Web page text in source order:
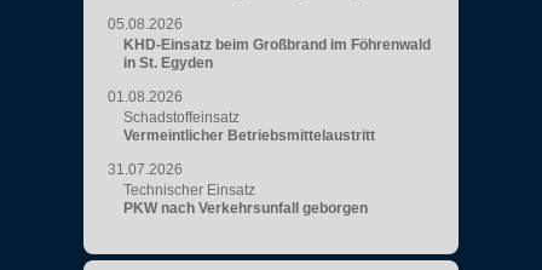
05.08.2026
KHD-Einsatz beim Großbrand im Föhrenwald
in St. Egyden
01.08.2026
Schadstoffeinsatz
Vermeintlicher Betriebsmittelaustritt
31.07.2026
Technischer Einsatz
PKW nach Verkehrsunfall geborgen